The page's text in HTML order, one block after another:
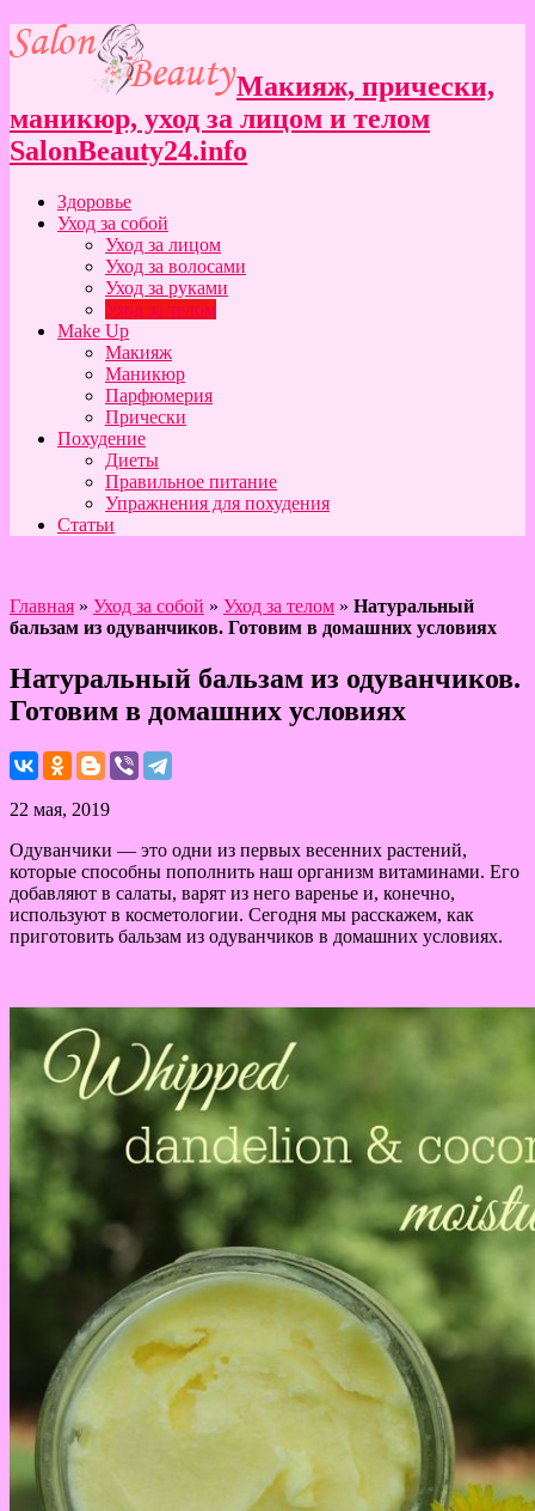
Макияж, прически,
маникюр, уход за лицом и телом
SalonBeauty24.info
Здоровье
Уход за собой
Уход за лицом
Уход за волосами
Уход за руками
Уход за телом
Make Up
Макияж
Маникюр
Парфюмерия
Прически
Похудение
Диеты
Правильное питание
Упражнения для похудения
Статьи
Главная » Уход за собой » Уход за телом » Натуральный
бальзам из одуванчиков. Готовим в домашних условиях
Натуральный бальзам из одуванчиков.
Готовим в домашних условиях
22 мая, 2019
Одуванчики — это одни из первых весенних растений,
которые способны пополнить наш организм витаминами. Его
добавляют в салаты, варят из него варенье и, конечно,
используют в косметологии. Сегодня мы расскажем, как
приготовить бальзам из одуванчиков в домашних условиях.